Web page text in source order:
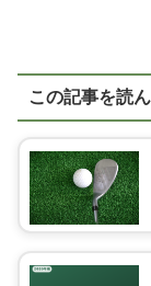
この記事を読